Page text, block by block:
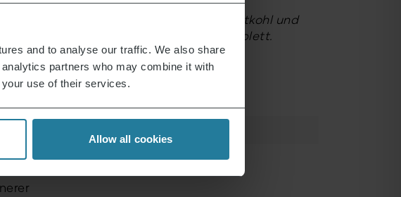
and to analyse our traffic. We also share
partners who may combine it with
use of their services.
Allow all cookies
Rosol, die polnische Nudelsuppe, Rotkohl und
schlesische Mittagessen komplett.
Induktionskochplatte 79,99